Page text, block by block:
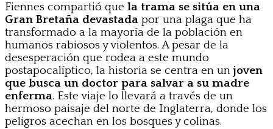
Fiennes compartió que la trama se sitúa en una
Gran Bretaña devastada por una plaga que ha
transformado a la mayoría de la población en
humanos rabiosos y violentos. A pesar de la
desesperación que rodea a este mundo
postapocalíptico, la historia se centra en unjoven
que busca un doctor para salvar a su madre
enferma. Este viaje lo llevará a través de un
hermoso paisaje del norte de Inglaterra, donde los
peligros acechan en los bosques y colinas.